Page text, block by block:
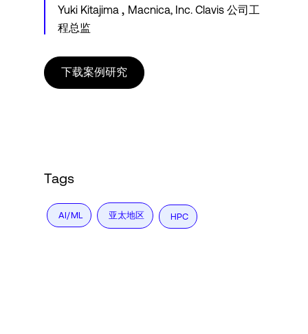
Yuki Kitajima , Macnica, Inc. Clavis 公司工
程总监
下载案例研究
Tags
AI/ML 亚太地区 HPC